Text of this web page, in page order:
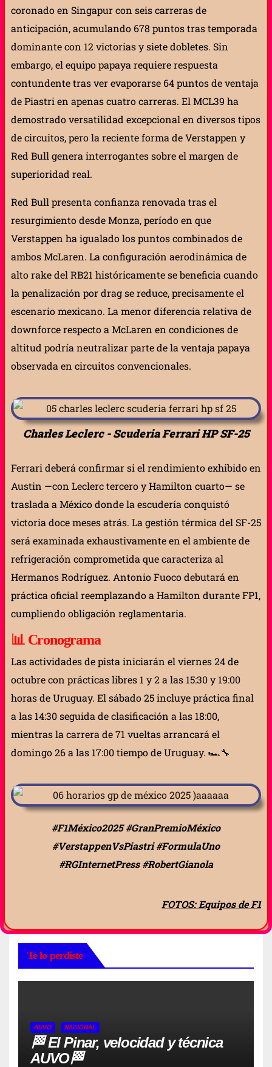
coronado en Singapur con seis carreras de
anticipación, acumulando 678 puntos tras temporada
dominante con 12 victorias y siete dobletes. Sin
embargo, el equipo papaya requiere respuesta
contundente tras ver evaporarse 64 puntos de ventaja
de Piastri en apenas cuatro carreras. El MCL39 ha
demostrado versatilidad excepcional en diversos tipos
de circuitos, pero la reciente forma de Verstappen y
Red Bull genera interrogantes sobre el margen de
superioridad real.
Red Bull presenta confianza renovada tras el
resurgimiento desde Monza, período en que
Verstappen ha igualado los puntos combinados de
ambos McLaren. La configuración aerodinámica de
alto rake del RB21 históricamente se beneficia cuando
la penalización por drag se reduce, precisamente el
escenario mexicano. La menor diferencia relativa de
downforce respecto a McLaren en condiciones de
altitud podría neutralizar parte de la ventaja papaya
observada en circuitos convencionales.
Charles Leclerc - Scuderia Ferrari HP SF-25
Ferrari deberá confirmar si el rendimiento exhibido en
Austin —con Leclerc tercero y Hamilton cuarto— se
traslada a México donde la escudería conquistó
victoria doce meses atrás. La gestión térmica del SF-25
será examinada exhaustivamente en el ambiente de
refrigeración comprometida que caracteriza al
Hermanos Rodríguez. Antonio Fuoco debutará en
práctica oficial reemplazando a Hamilton durante FP1,
cumpliendo obligación reglamentaria.
📊Cronograma
Las actividades de pista iniciarán el viernes 24 de
octubre con prácticas libres 1 y 2 a las 15:30 y 19:00
horas de Uruguay. El sábado 25 incluye práctica final
a las 14:30 seguida de clasificación a las 18:00,
mientras la carrera de 71 vueltas arrancará el
domingo 26 a las 17:00 tiempo de Uruguay. 🏎️🔧
#F1México2025 #GranPremioMéxico
#VerstappenVsPiastri #FormulaUno
#RGInternetPress #RobertGianola
FOTOS: Equipos de F1
Te lo perdiste
AUVO NACIONAL
🏁 El Pinar, velocidad y técnica
AUVO🏁